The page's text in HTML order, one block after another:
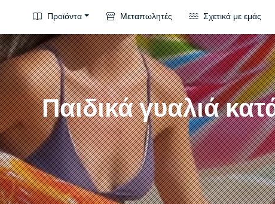
Προϊόντα Μεταπωλητές Σχετικά με εμάς
Παιδικά γυαλιά